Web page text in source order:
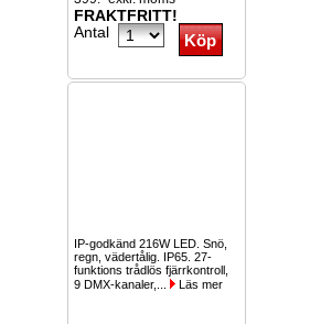
FRAKTFRITT!
Antal
IP-godkänd 216W LED. Snö,
regn, vädertålig. IP65. 27-
funktions trådlös fjärrkontroll,
9 DMX-kanaler,...
Läs mer